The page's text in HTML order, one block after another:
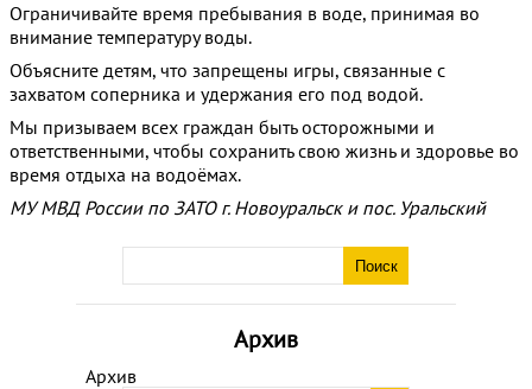
Архив
Архив
Ограничивайте время пребывания в воде, принимая во
внимание температуру воды.
Объясните детям, что запрещены игры, связанные с
захватом соперника и удержания его под водой.
Мы призываем всех граждан быть осторожными и
ответственными, чтобы сохранить свою жизнь и здоровье во
время отдыха на водоёмах.
МУ МВД России по ЗАТО г. Новоуральск и пос. Уральский